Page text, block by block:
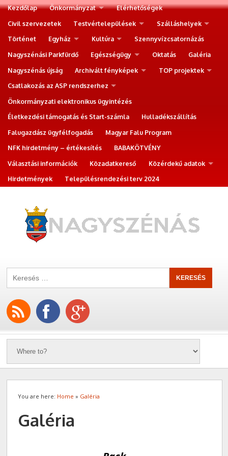
Kezdőlap Önkormányzat
Elérhetőségek
Civil szervezetek
Testvértelepülések
Szálláshelyek
Történet
Egyház Kultúra
Szennyvízcsatornázás
Nagyszénási Parkfürdő
Egészségügy Oktatás
Galéria
Nagyszénás újság
Archivált fényképek
TOP projektek
Csatlakozás az ASP rendszerhez
Önkormányzati elektronikus ügyintézés
Életkezdési támogatás és Start-számla
Hulladékszállítás
Falugazdász ügyfélfogadás
Magyar Falu Program
NFK hirdetmény – értékesítés
BABAKÖTVÉNY
Választási információk
Közadatkereső
Közérdekű adatok
Hirdetmények
Településrendezési terv 2024
You are here: Home » Galéria
Galéria